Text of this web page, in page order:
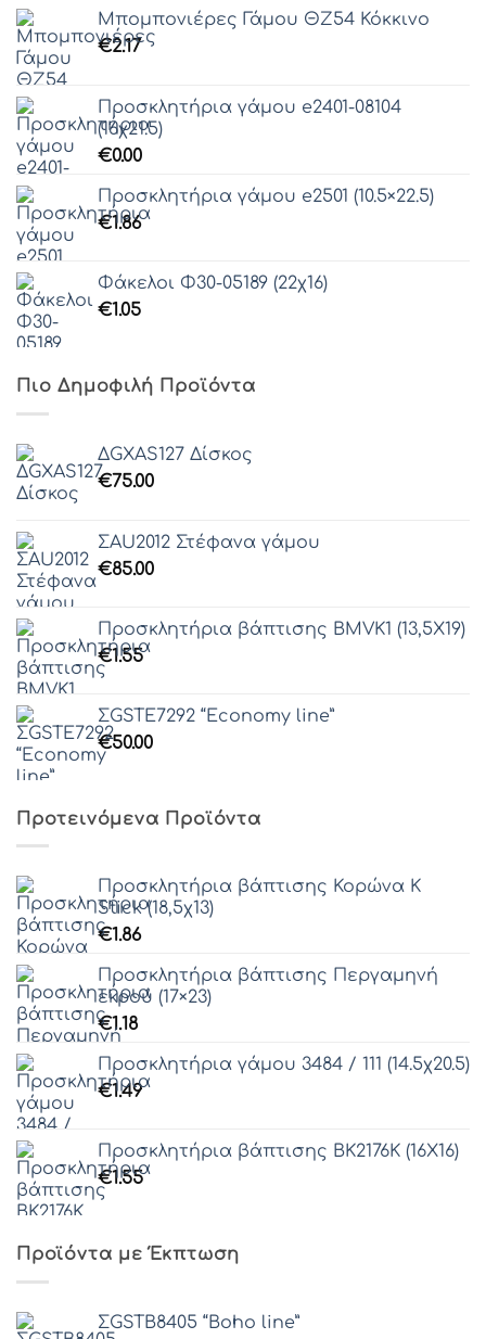
Μπομπονιέρες Γάμου ΘZ54 Κόκκινο
€2.17
Προσκλητήρια γάμου e2401-08104
(16χ21.5)
€0.00
Προσκλητήρια γάμου e2501 (10.5×22.5)
€1.86
Φάκελοι Φ30-05189 (22χ16)
€1.05
Πιο Δημοφιλή Προϊόντα
ΔGXAS127 Δίσκος
€75.00
ΣAU2012 Στέφανα γάμου
€85.00
Προσκλητήρια βάπτισης ΒΜVΚ1 (13,5Χ19)
€1.55
ΣGSTE7292 “Economy line”
€50.00
Προτεινόμενα Προϊόντα
Προσκλητήρια βάπτισης Κορώνα Κ
Stick (18,5χ13)
€1.86
Προσκλητήρια βάπτισης Περγαμηνή
εκρού (17×23)
€1.18
Προσκλητήρια γάμου 3484 / 111 (14.5χ20.5)
€1.49
Προσκλητήρια βάπτισης ΒΚ2176Κ (16Χ16)
€1.55
Προϊόντα με Έκπτωση
ΣGSTB8405 “Boho line”